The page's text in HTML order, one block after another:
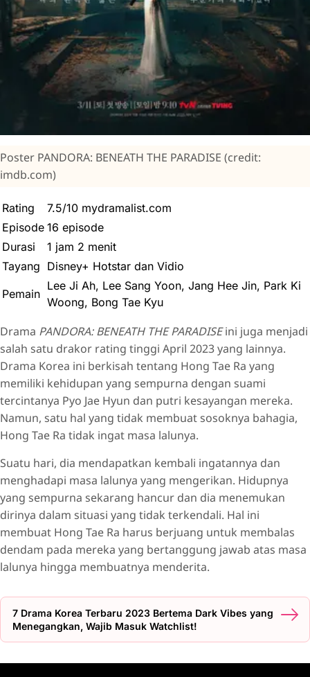
Poster PANDORA: BENEATH THE PARADISE (credit:
imdb.com)
Rating
7.5/10 mydramalist.com
Episode 16 episode
Durasi
1 jam 2 menit
Tayang Disney+ Hotstar dan Vidio
Pemain
Lee Ji Ah, Lee Sang Yoon, Jang Hee Jin, Park Ki
Woong, Bong Tae Kyu
Drama PANDORA: BENEATH THE PARADISEini juga menjadi
salah satu drakor rating tinggi April 2023 yang lainnya.
Drama Korea ini berkisah tentang Hong Tae Ra yang
memiliki kehidupan yang sempurna dengan suami
tercintanya Pyo Jae Hyun dan putri kesayangan mereka.
Namun, satu hal yang tidak membuat sosoknya bahagia,
Hong Tae Ra tidak ingat masa lalunya.
Suatu hari, dia mendapatkan kembali ingatannya dan
menghadapi masa lalunya yang mengerikan. Hidupnya
yang sempurna sekarang hancur dan dia menemukan
dirinya dalam situasi yang tidak terkendali. Hal ini
membuat Hong Tae Ra harus berjuang untuk membalas
dendam pada mereka yang bertanggung jawab atas masa
lalunya hingga membuatnya menderita.
7 Drama Korea Terbaru 2023 Bertema Dark Vibes yang
Menegangkan, Wajib Masuk Watchlist!